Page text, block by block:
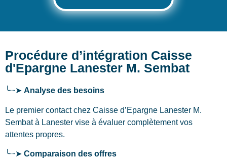
Procédure d’intégration Caisse
d'Epargne Lanester M. Sembat
╰┈➤ Analyse des besoins
Le premier contact chez Caisse d’Epargne Lanester M.
Sembatà Lanester vise à évaluer complètement vos
attentes propres.
╰┈➤ Comparaison des offres